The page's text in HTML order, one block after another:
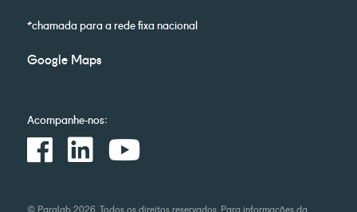
*chamada para a rede fixa nacional
Google Maps
Acompanhe-nos:
© Paralab 2026. Todos os direitos reservados. Para informações da